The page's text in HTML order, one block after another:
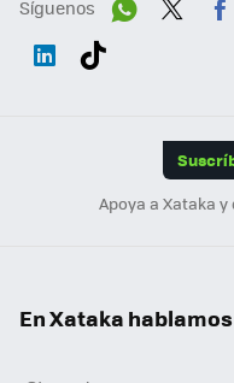
Síguenos
Apoya a Xataka
En Xataka